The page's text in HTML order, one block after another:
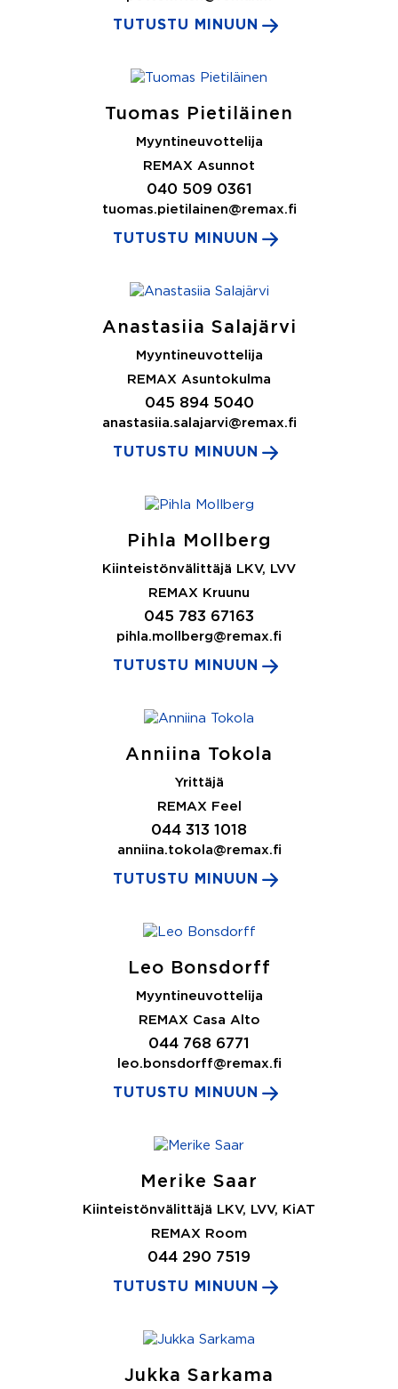
TUTUSTU MINUUN
Tuomas Pietiläinen
Myyntineuvottelija
REMAX Asunnot
040 509 0361
tuomas.pietilainen@remax.fi
TUTUSTU MINUUN
Anastasiia Salajärvi
Myyntineuvottelija
REMAX Asuntokulma
045 894 5040
anastasiia.salajarvi@remax.fi
TUTUSTU MINUUN
Pihla Mollberg
Kiinteistönvälittäjä LKV, LVV
REMAX Kruunu
045 783 67163
pihla.mollberg@remax.fi
TUTUSTU MINUUN
Anniina Tokola
Yrittäjä
REMAX Feel
044 313 1018
anniina.tokola@remax.fi
TUTUSTU MINUUN
Leo Bonsdorff
Myyntineuvottelija
REMAX Casa Alto
044 768 6771
leo.bonsdorff@remax.fi
TUTUSTU MINUUN
Merike Saar
Kiinteistönvälittäjä LKV, LVV, KiAT
REMAX Room
044 290 7519
TUTUSTU MINUUN
Jukka Sarkama